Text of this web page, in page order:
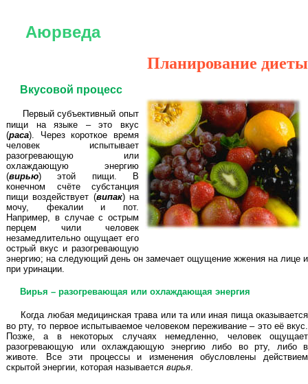
Аюрведа
Планирование диеты
Вкусовой процесс
Первый субъективный опыт
пищи на языке – это вкус
(раса). Через короткое время
человек испытывает
разогревающую или
охлаждающую энергию
(вирью) этой пищи. В
конечном счёте субстанция
пищи воздействует (випак) на
мочу, фекалии и пот.
Например, в случае с острым
перцем чили человек
незамедлительно ощущает его
острый вкус и разогревающую
энергию; на следующий день он замечает ощущение жжения на лице и
при уринации.
Вирья – разогревающая или охлаждающая энергия
Когда любая медицинская трава или та или иная пища оказывается
во рту, то первое испытываемое человеком переживание – это её вкус.
Позже, а в некоторых случаях немедленно, человек ощущает
разогревающую или охлаждающую энергию либо во рту, либо в
животе. Все эти процессы и изменения обусловлены действием
скрытой энергии, которая называется вирья.